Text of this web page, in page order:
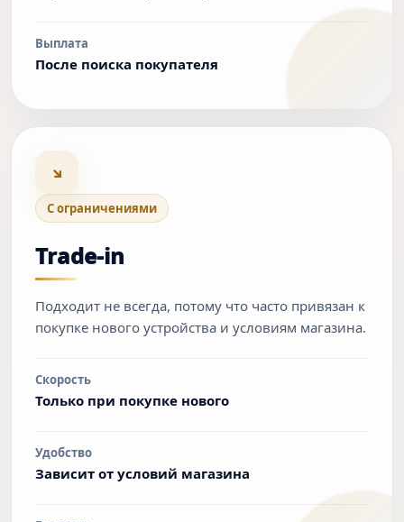
Выплата
После поиска покупателя
↘
С ограничениями
Trade-in
Подходит не всегда, потому что часто привязан к
покупке нового устройства и условиям магазина.
Скорость
Только при покупке нового
Удобство
Зависит от условий магазина